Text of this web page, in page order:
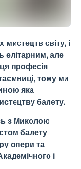
світу, і
елітарним, але
професія
тому ми
яка
балету.
з Миколою
балету
опери та
і